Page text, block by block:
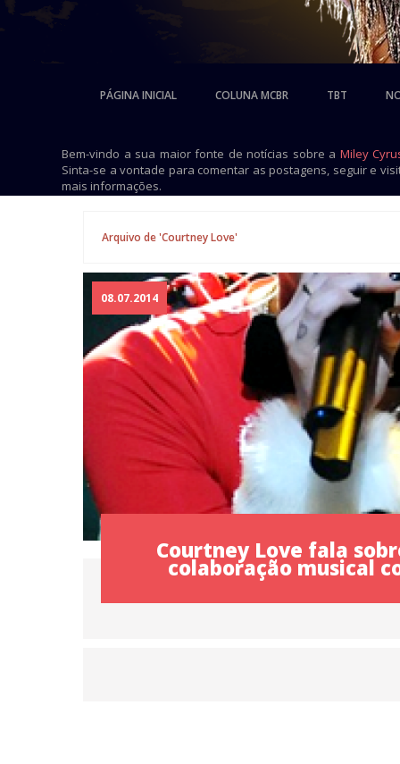
PÁGINA INICIAL COLUNA MCBR TBT
Bem-vindo a sua maior fonte de notícias sobre a Miley
Sinta-se a vontade para comentar as postagens, seguir e
mais informações.
Arquivo de 'Courtney Love'
08.07.2014
Courtney Love fala
colaboração musical